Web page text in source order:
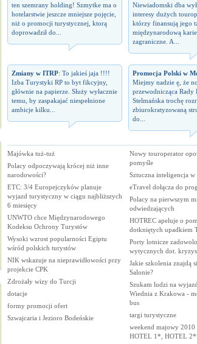
ten szemrany holding! Szmytke ma o
hotelarstwie jeszcze mniejsze pojęcie,
niż o promocji turystycznej, ktorą
doprowadził do...
Niewiadomski dba
interesy dużych
którzy finansują jego
międzynarodową
zagraniczne. A...
Zmiany w ITRP: To jakieś jaja !!!!
Izba Turystyki RP to byt fikcyjny,
głównie na papierze. Służy wyłacznie
temu, by zaspakajać niespełnione
ambicje kilku...
Promocja Polski w
Miejmy nadzie ę, że
przewodnicząca Rady
Stelmańska trochę
zbiurokratyzowaną
do...
Majówka tuż-tuż
Polacy odpoczywają krócej niż inne
narodowości?
ETC: 3/4 Europejczyków planuje
wyjazd turystyczny w ciągu najbliższych
6 miesięcy
UNWTO chce Międzynarodowego
Kodeksu Ochrony Turystów
Wysoki wzrost popularności Egiptu
wśród polskich turystów
NIK wskazuje na nieprawidłowości przy
projekcie CPK
Zdrożały wizy do Turcji
dotacje
formy promocji ofert
Szwajcaria i Jezioro Bodeńskie
Nowy touroperator
pomyśle
Sztuczna inteligencja w
eTravel dołącza do
Polacy na pierwszym
odwiedzających
HOTREC apeluje o
dotkniętych upadkiem
Porty lotnicze
wytycznych dot.
Jakie szkolenia znajdą
Salonie?
Szukam ludzi na
Wiednia z Krakowa -
bus
targi turystyczne
weekend majowy
HOTEL 1*, HOTEL